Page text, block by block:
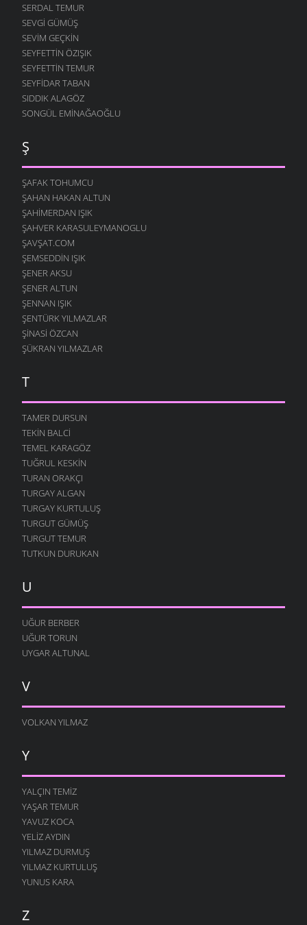
SERDAL TEMUR
SEVGI GÜMÜŞ
SEVIM GEÇKIN
SEYFETTIN ÖZIŞIK
SEYFETTIN TEMUR
SEYFIDAR TABAN
SIDDIK ALAGÖZ
SONGÜL EMINAĞAOĞLU
Ş
ŞAFAK TOHUMCU
ŞAHAN HAKAN ALTUN
ŞAHIMERDAN IŞIK
ŞAHVER KARASULEYMANOGLU
ŞAVŞAT.COM
ŞEMSEDDIN IŞIK
ŞENER AKSU
ŞENER ALTUN
ŞENNAN IŞIK
ŞENTÜRK YILMAZLAR
ŞINASI ÖZCAN
ŞÜKRAN YILMAZLAR
T
TAMER DURSUN
TEKIN BALCI
TEMEL KARAGÖZ
TUĞRUL KESKIN
TURAN ORAKÇI
TURGAY ALGAN
TURGAY KURTULUŞ
TURGUT GÜMÜŞ
TURGUT TEMUR
TUTKUN DURUKAN
U
UĞUR BERBER
UĞUR TORUN
UYGAR ALTUNAL
V
VOLKAN YILMAZ
Y
YALÇIN TEMIZ
YAŞAR TEMUR
YAVUZ KOCA
YELIZ AYDIN
YILMAZ DURMUŞ
YILMAZ KURTULUŞ
YUNUS KARA
Z